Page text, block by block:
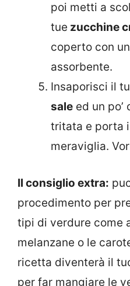
poi metti a
tue zucchine
coperto con
assorbente.
Insaporisci il
sale ed un po’
tritata e porta
meraviglia.
Il consiglio extra:
procedimento per
tipi di verdure come
melanzane o le
ricetta diventerà il
per far mangiare le